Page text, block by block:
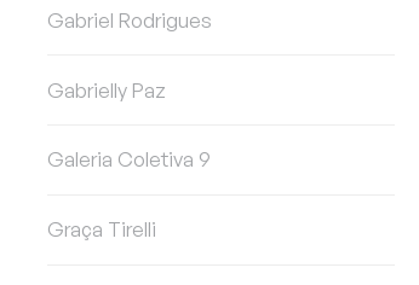
Gabriel Rodrigues
Gabrielly Paz
Galeria Coletiva 9
Graça Tirelli